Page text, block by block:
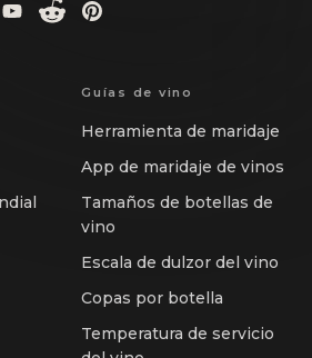
Guías de vino
Herramienta de maridaje
App de maridaje de vinos
Tamaños de botellas de
vino
Escala de dulzor del vino
Copas por botella
Temperatura de servicio